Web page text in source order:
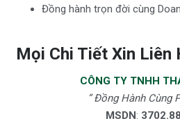
Đồng hành trọn đời cùng
Mọi Chi Tiết Xin Liên
CÔNG TY TNHH
” Đồng Hành Cùng
MSDN: